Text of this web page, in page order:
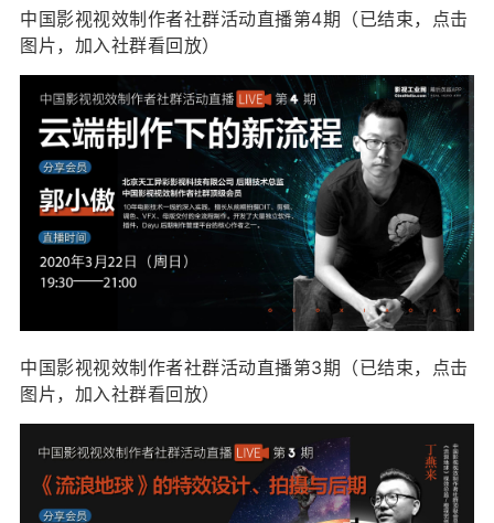
中国影视视效制作者社群活动直播第4期（已结束，点击
图片，加入社群看回放）
中国影视视效制作者社群活动直播第3期（已结束，点击
图片，加入社群看回放）